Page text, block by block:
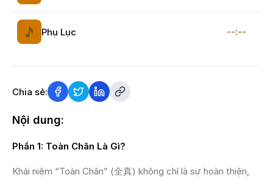
Phụ Lục --:--
Chia sẻ:
Nội dung:
Phần 1: Toàn Chân Là Gì?
Khái niệm “Toàn Chân” (全真) không chỉ là sự hoàn thiện,